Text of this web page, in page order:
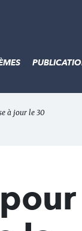
à jour le 30